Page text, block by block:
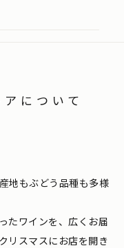
について
地もぶどう品種も多様
たワインを、広くお届
リスマスにお店を開き